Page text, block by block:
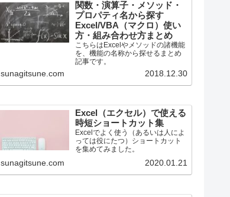
関数・演算子・メソッド・
プロパティ名から探す
Excel/VBA（マクロ）使い
方・組み合わせ方まとめ
こちらはExcelやメソッドの諸機能
を、機能の名称から探せるまとめ
記事です。
sunagitsune.com 2018.12.30
Excel（エクセル）で使える
時短ショートカット集
Excelでよく使う（あるいは人によ
っては役にたつ）ショートカット
を集めてみました。
sunagitsune.com 2020.01.21